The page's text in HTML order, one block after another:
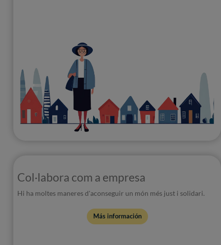
Col·labora com a empresa
Hi ha moltes maneres d'aconseguir un món més just i solidari.
Más información